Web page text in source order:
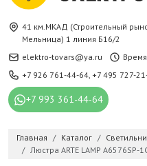
41 км.МКАД (Строительный
Мельница) 1 линия Б16/2
elektro-tovars@ya.ru
+7 926 761-44-64, +7 495 727-
+7 993 361-44-64
Главная Каталог
Люстра ARTE LAMP A6576SP-